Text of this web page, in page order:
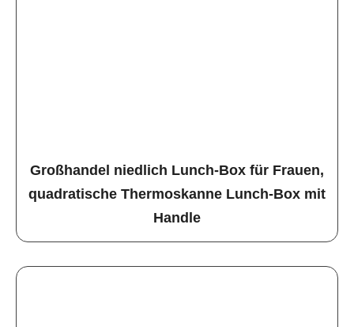
Großhandel niedlich Lunch-Box für Frauen,
quadratische Thermoskanne Lunch-Box mit
Handle